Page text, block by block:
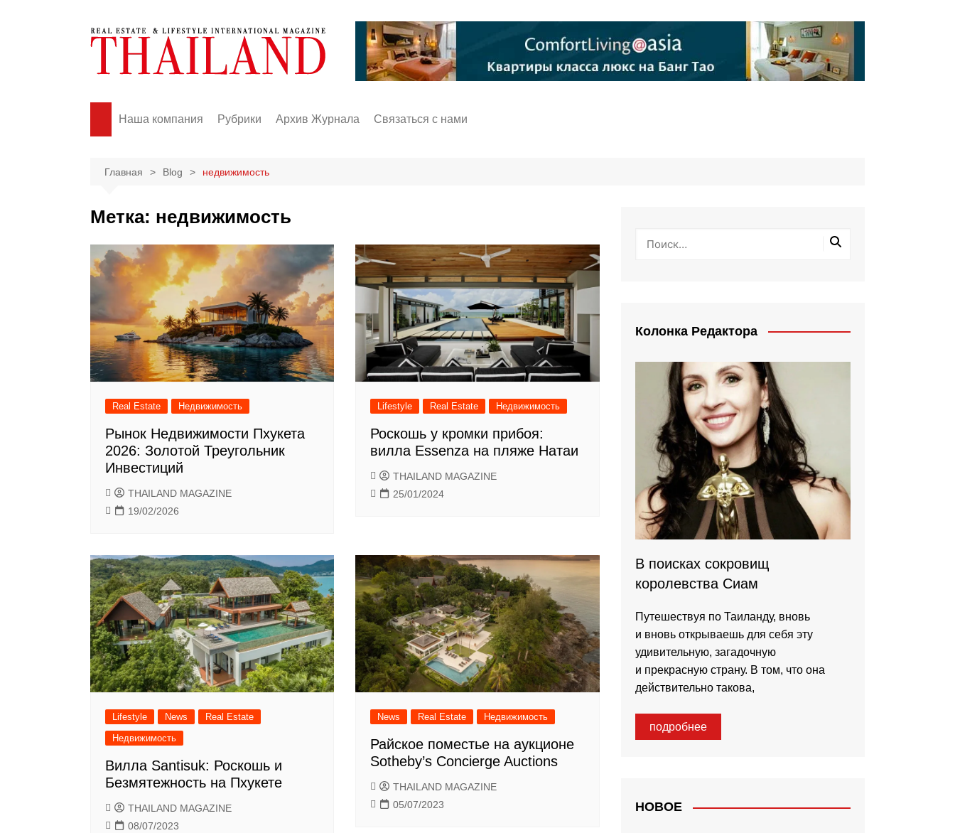
Наша компания Рубрики
Events
Business
Lifestyle
Fashion
Travel
Health
Архив Журнала Связаться с нами
Главная Blog недвижимость
Метка: недвижимость
Real Estate Недвижимость
Рынок Недвижимости Пхукета
2026: Золотой Треугольник
Инвестиций
THAILAND MAGAZINE
19/02/2026
Lifestyle Real Estate Недвижимость
Роскошь у кромки прибоя:
вилла Essenza на пляже Натаи
THAILAND MAGAZINE
25/01/2024
Lifestyle News
Real Estate
Недвижимость
Вилла Santisuk: Роскошь и
Безмятежность на Пхукете
THAILAND MAGAZINE
08/07/2023
News Real Estate Недвижимость
Райское поместье на аукционе
Sotheby’s Concierge Auctions
THAILAND MAGAZINE
05/07/2023
Колонка Редактора
В поисках сокровищ
королевства Сиам
Путешествуя по Таиланду, вновь
и вновь открываешь для себя эту
удивительную, загадочную
и прекрасную страну. В том, что она
действительно такова,
подробнее
НОВОЕ